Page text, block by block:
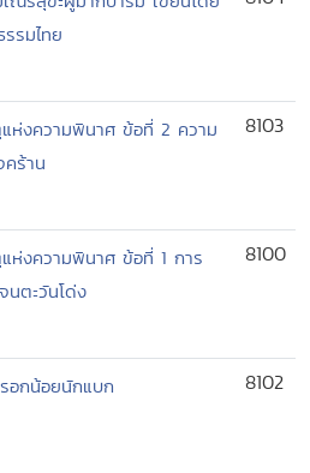
รมไทย
แห่งความพินาศ ข้อที่ 2 ความ
คร้าน
8103
แห่งความพินาศ ข้อที่ 1 การ
นตะวันโด่ง
8100
อกน้อยนักแบก 8102